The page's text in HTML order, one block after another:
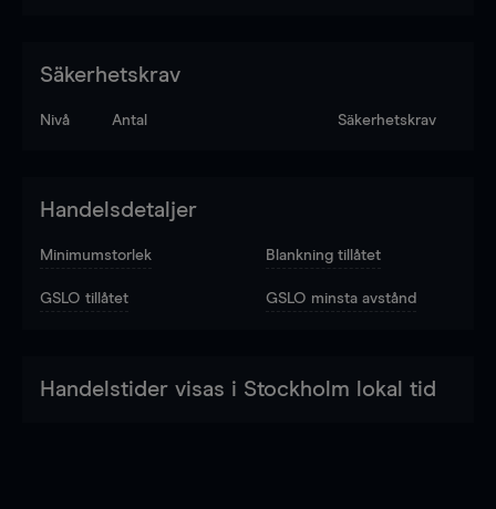
Säkerhetskrav
Nivå Antal Säkerhetskrav
Handelsdetaljer
Minimumstorlek Blankning tillåtet
GSLO tillåtet GSLO minsta avstånd
Handelstider visas i Stockholm lokal tid